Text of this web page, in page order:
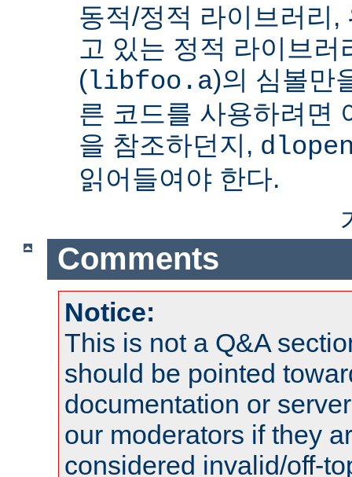
동적/정적 라이브러리,
고 있는 정적 라이브러
(libfoo.a)의 심볼만
른 코드를 사용하려면
을 참조하던지,
읽어들여야 한다.
Comments
Notice:
This is not a Q&A
should be pointed
documentation or
our moderators if they
considered invalid/off-